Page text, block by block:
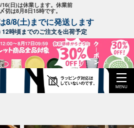
16(日)は休業します。休業前
切は8月8日15時です。
8/8(土)までに発送します
時頃までのご注文を出荷予定
MENU